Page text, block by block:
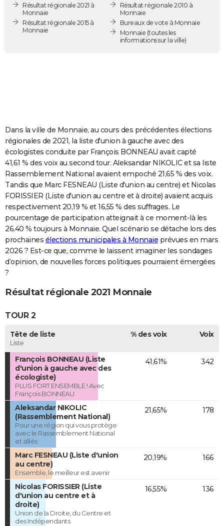
Destinations
City break
Voyage nature
Voyage de noces
Forum
PHOTO
GUIDES D'ACHAT
COPAINS D'AVANT
S'inscrire
Se connecter
Lycées
Collèges
Primaires
Universités
Entreprises
Service militaire
Avis de recherche
AVIS DE DÉCÈS
FORUM
Bricolage
Lifestyle
Culture
Sport
Auto
Television
Voyage
Cinema
Résultat régionale 2021 à
Monnaie
Résultat régionale 2015 à
Monnaie
Résultat régionale 2010 à
Monnaie
Bureaux de vote à Monnaie
Monnaie (toutes les
informations sur la ville)
Dans la ville de Monnaie, au cours des précédentes élections
régionales de 2021, la liste d'union à gauche avec des
écologistes conduite par François BONNEAU avait capté
41,61 % des voix au second tour. Aleksandar NIKOLIC et sa liste
Rassemblement National avaient empoché 21,65 % des voix.
Tandis que Marc FESNEAU (Liste d'union au centre) et Nicolas
FORISSIER (Liste d'union au centre et à droite) avaient acquis
respectivement 20,19 % et 16,55 % des suffrages. Le
pourcentage de participation atteignait à ce moment-là les
26,40 % toujours à Monnaie. Quel scénario se détache lors des
prochaines élections municipales à Monnaie prévues en mars
2026 ? Est-ce que, comme le laissent imaginer les sondages
d’opinion, de nouvelles forces politiques pourraient émergées
?
Résultat régionale 2021 Monnaie
TOUR 2
Tête de liste
Liste
% des voix Voix
François BONNEAU (Liste
d'union à gauche avec des
écologiste)
PLUS FORT ENSEMBLE ! Avec
François BONNEAU
41,61% 342
Aleksandar NIKOLIC
(Rassemblement National)
Pour une région qui vous protège
avec le Rassemblement National
et alliés
21,65% 178
Marc FESNEAU (Liste d'union
au centre)
Ensemble, le meilleur est avenir
20,19% 166
Nicolas FORISSIER (Liste
d'union au centre et à
droite)
Union de la Droite, du Centre et
des Indépendants
16,55% 136